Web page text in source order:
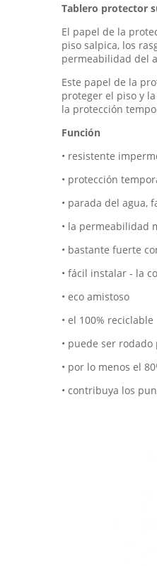
Tablero protector
El papel de la
piso salpica, los
permeabilidad del
Este papel de la
proteger el piso y
la protección
Función
• resistente
• protección
• parada del agua,
• la permeabilidad
• bastante fuerte
• fácil instalar - la
• eco amistoso
• el 100% reciclable
• puede ser
• por lo menos el
• contribuya los